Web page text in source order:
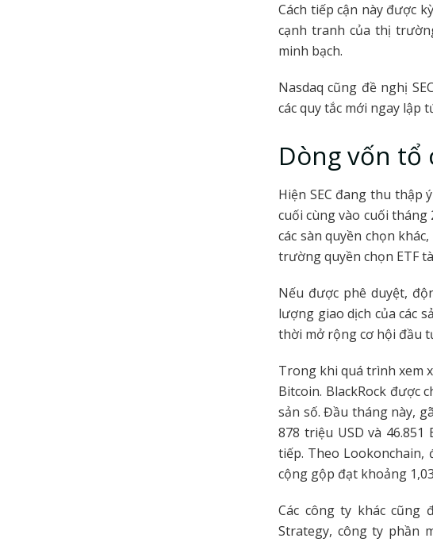
Cách tiếp cận này được
cạnh tranh của thị
minh bạch.
Nasdaq cũng đề nghị
các quy tắc mới ngay lập
Dòng vốn tổ
Hiện SEC đang thu thập
cuối cùng vào cuối
các sàn quyền chọn
trường quyền chọn ETF
Nếu được phê duyệt,
lượng giao dịch của các
thời mở rộng cơ hội đầu
Trong khi quá trình xem
Bitcoin. BlackRock được
sản số. Đầu tháng này,
878 triệu USD và
tiếp. Theo
cộng gộp đạt khoảng
Các công ty khác cũng
Strategy, công ty phần